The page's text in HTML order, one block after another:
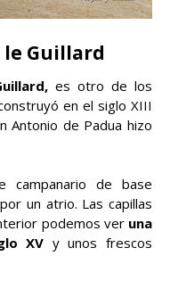
le Guillard
es otro de los
en el siglo XIII
Antonio de Padua hizo
campanario de base
un atrio. Las capillas
podemos ver una
XV y unos frescos